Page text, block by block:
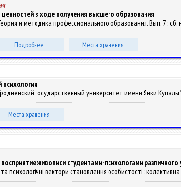
в ходе получения высшего образования
и методика профессионального образования. Вып. 7 :
Подробнее Места хранения
психологии
государственный университет имени Янки Купалы"
Места хранения
живописи студентами-психологами различного
психологічні вектори становлення особистості :